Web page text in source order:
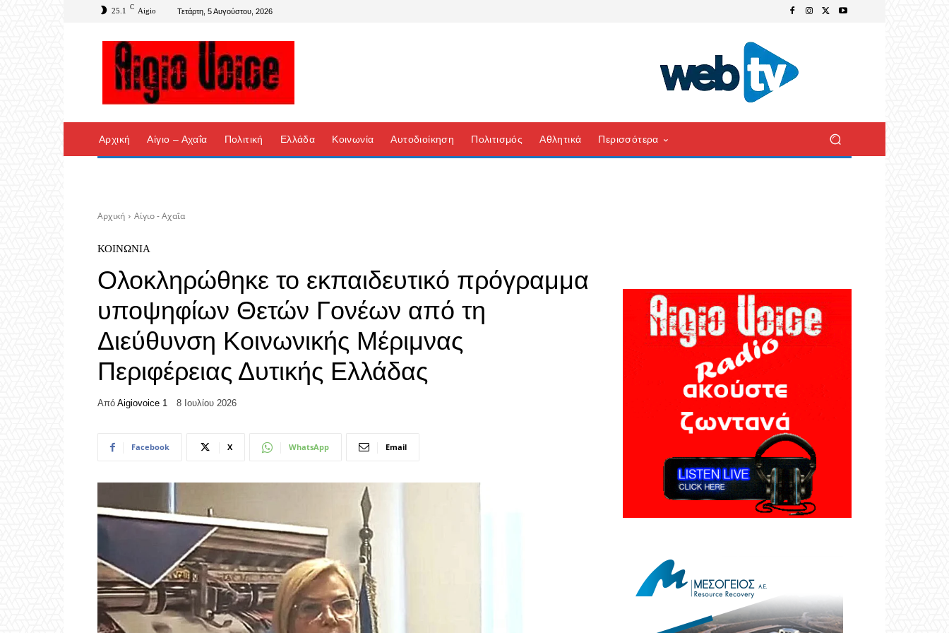
25.1 C Aigio Τετάρτη, 5 Αυγούστου, 2026
Αρχική Αίγιο – Αχαΐα Πολιτική Ελλάδα Κοινωνία Αυτοδιοίκηση Πολιτισμός Αθλητικά Περισσότερα
Αρχική Αίγιο - Αχαΐα
ΚΟΙΝΩΝΊΑ
Ολοκληρώθηκε το εκπαιδευτικό πρόγραμμα
υποψηφίων Θετών Γονέων από τη
Διεύθυνση Κοινωνικής Μέριμνας
Περιφέρειας Δυτικής Ελλάδας
Από Aigiovoice 1 8 Ιουλίου 2026
Facebook X WhatsApp Email